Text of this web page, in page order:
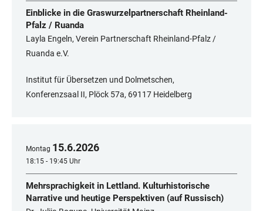
Einblicke in die Graswurzelpartnerschaft Rheinland-
Pfalz / Ruanda
Layla Engeln, Verein Partnerschaft Rheinland-Pfalz /
Ruanda e.V.
Institut für Übersetzen und Dolmetschen,
Konferenzsaal II, Plöck 57a, 69117 Heidelberg
Montag 15.6.2026
18:15 - 19:45 Uhr
Mehrsprachigkeit in Lettland. Kulturhistorische
Narrative und heutige Perspektiven (auf Russisch)